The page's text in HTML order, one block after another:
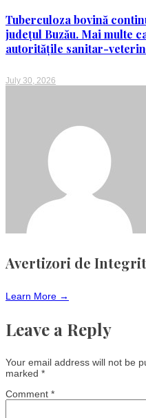
Tuberculoza bovină
județul Buzău. Mai multe
autoritățile sanitar-
July 30, 2026
Avertizori de
Learn More →
Leave a Reply
Your email address will not be
marked *
Comment *